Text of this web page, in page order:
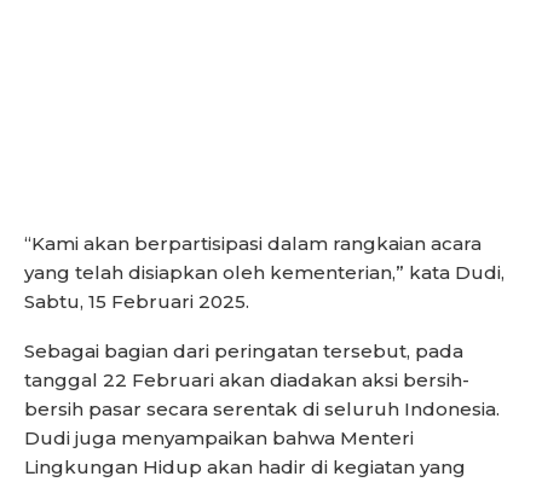
“Kami akan berpartisipasi dalam rangkaian acara
yang telah disiapkan oleh kementerian,” kata Dudi,
Sabtu, 15 Februari 2025.
Sebagai bagian dari peringatan tersebut, pada
tanggal 22 Februari akan diadakan aksi bersih-
bersih pasar secara serentak di seluruh Indonesia.
Dudi juga menyampaikan bahwa Menteri
Lingkungan Hidup akan hadir di kegiatan yang